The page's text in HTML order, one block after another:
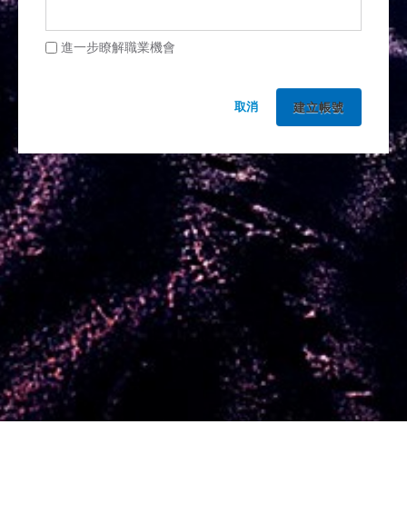
進一步瞭解職業機會
取消